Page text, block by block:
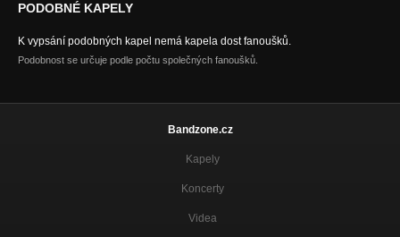
PODOBNÉ KAPELY
K vypsání podobných kapel nemá kapela dost fanoušků.
Podobnost se určuje podle počtu společných fanoušků.
Bandzone.cz
Kapely
Koncerty
Videa